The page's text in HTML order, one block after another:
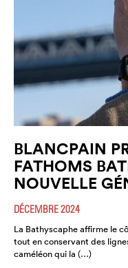
BLANCPAIN
FATHOMS
NOUVELLE
DÉCEMBRE 2024
La Bathyscaphe affirme le
tout en conservant des
caméléon qui la (…)